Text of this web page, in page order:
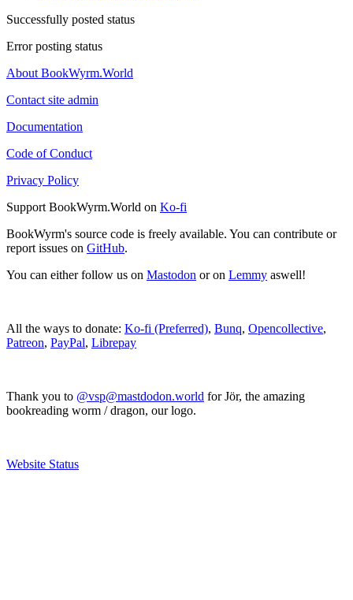
Successfully posted status
Error posting status
About BookWyrm.World
Contact site admin
Documentation
Code of Conduct
Privacy Policy
Support BookWyrm.World on Ko-fi
BookWyrm's source code is freely available. You can contribute or
report issues on GitHub.
You can either follow us on Mastodon or on Lemmy aswell!
All the ways to donate: Ko-fi (Preferred), Bunq, Opencollective,
Patreon, PayPal, Librepay
Thank you to @vsp@mastdodon.world for Jör, the amazing
bookreading worm / dragon, our logo.
Website Status